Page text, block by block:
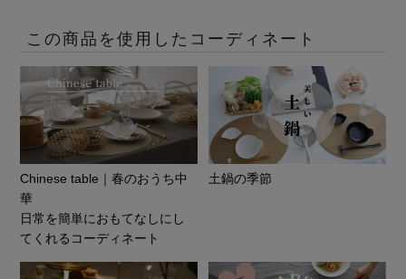
この商品を使用したコーディネート
Chinese table｜春のおうち中
華
日常を簡単におもてなしにし
てくれるコーディネート
土鍋の季節